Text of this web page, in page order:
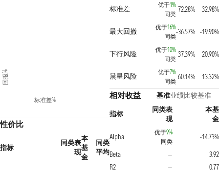
标准差%
回报%
性价比
指标
同类表
现
本
基
金
同类
平均
标准差
优于1%
同类
72.28% 32.98%
最大回撤 优于16%
同类
-36.57% -19.90%
下行风险 优于10%
同类
37.39% 20.90%
晨星风险 优于7%
同类
60.14% 13.32%
相对收益 基准业绩比较基准
指标
同类表
现
本基
金
Alpha
优于9%
同类
-14.73%
Beta
—
3.92
R2
—
0.77